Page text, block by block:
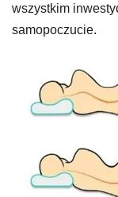
wszystkim
samopoczucie.